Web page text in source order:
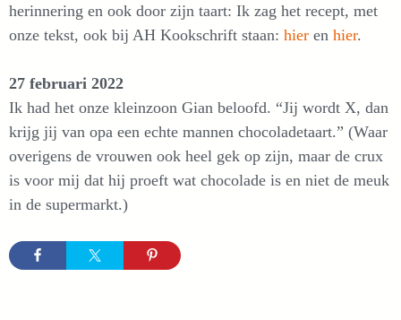
herinnering en ook door zijn taart: Ik zag het recept, met
onze tekst, ook bij AH Kookschrift staan: hier en hier.
27 februari 2022
Ik had het onze kleinzoon Gian beloofd. “Jij wordt X, dan
krijg jij van opa een echte mannen chocoladetaart.” (Waar
overigens de vrouwen ook heel gek op zijn, maar de crux
is voor mij dat hij proeft wat chocolade is en niet de meuk
in de supermarkt.)